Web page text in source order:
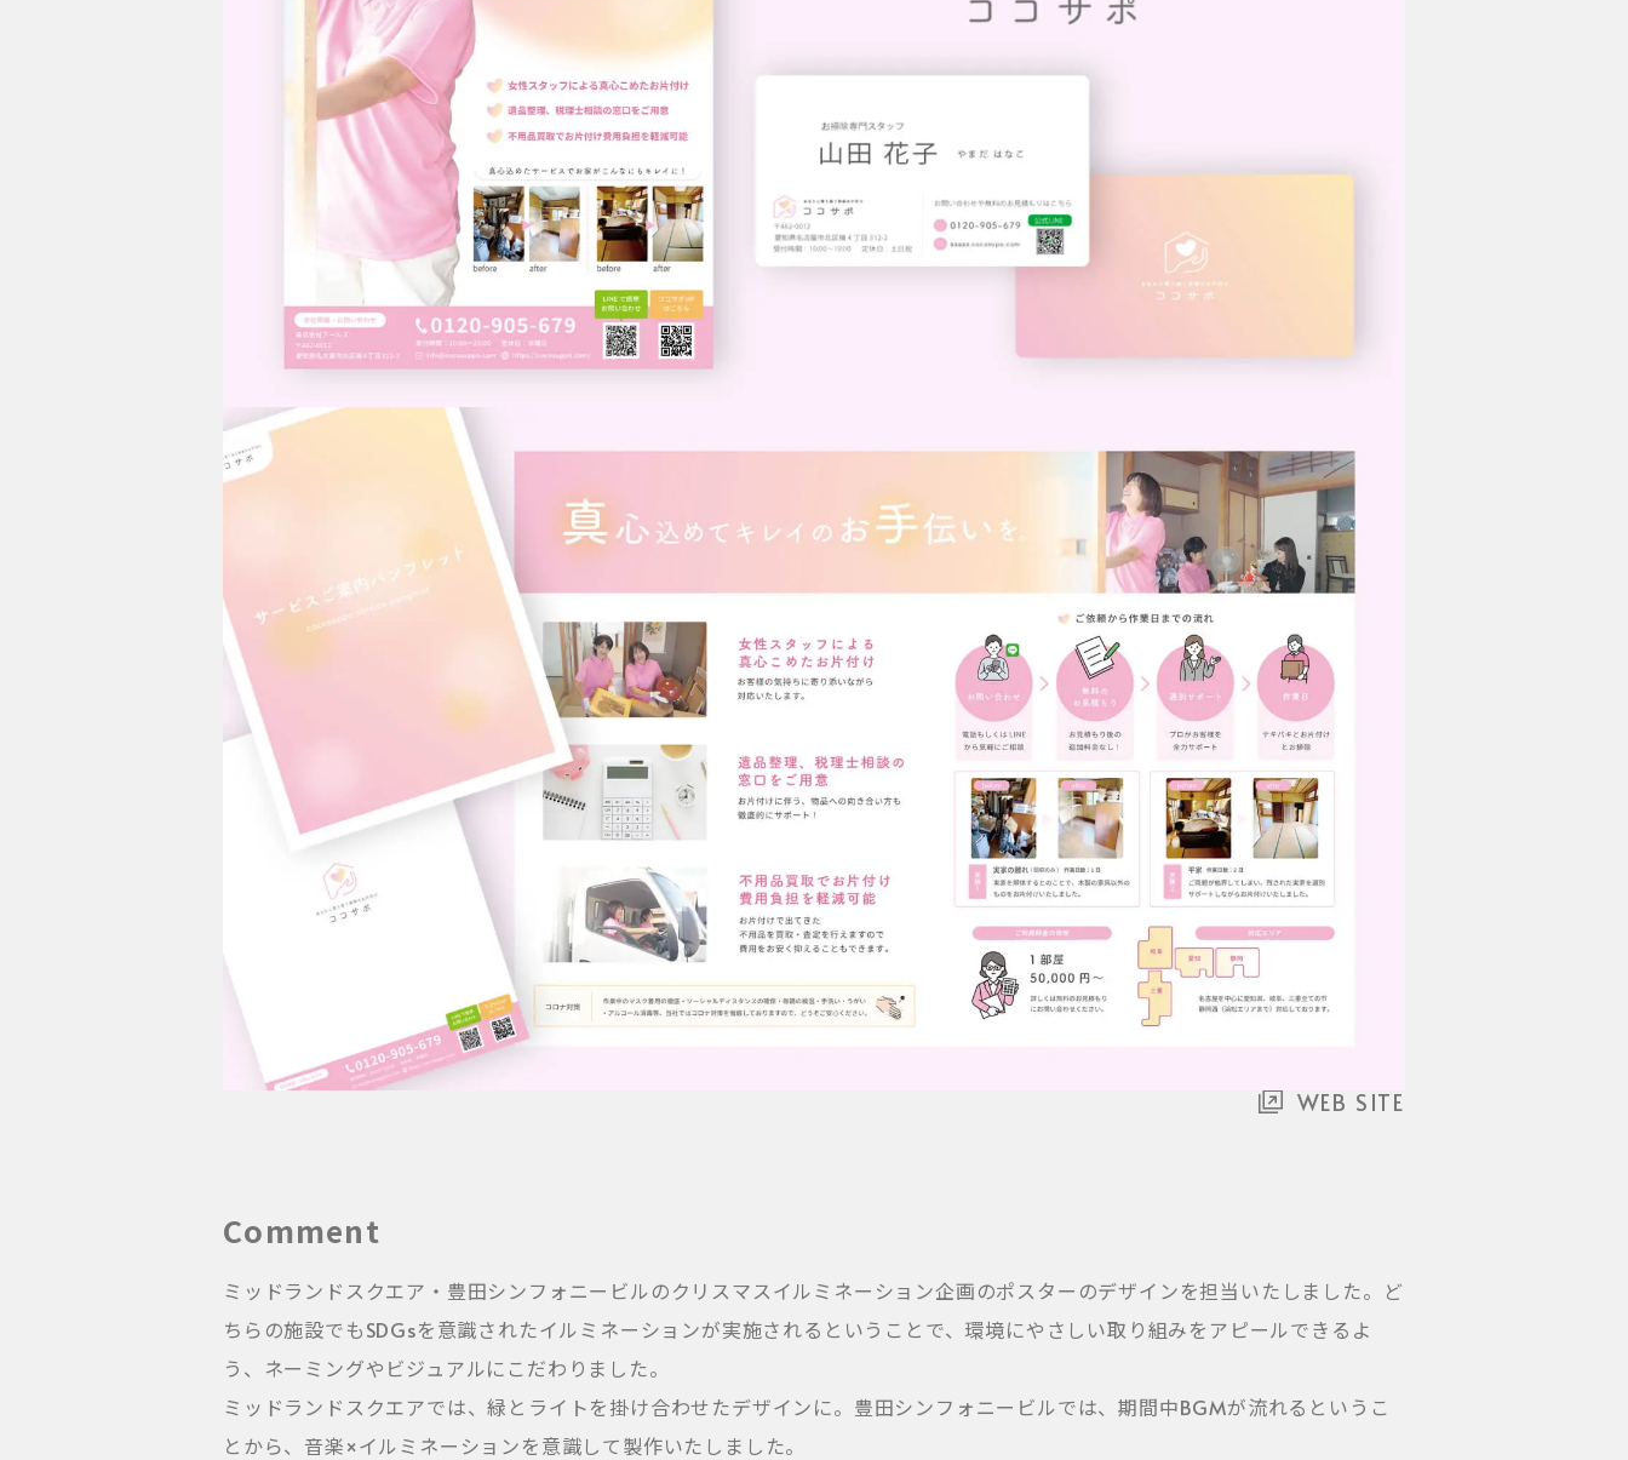
WEB SITE
Comment
ミッドランドスクエア・豊田シンフォニービルのクリスマスイルミネーション企画のポスターのデザインを担当いたしました。ど
ちらの施設でもSDGsを意識されたイルミネーションが実施されるということで、環境にやさしい取り組みをアピールできるよ
う、ネーミングやビジュアルにこだわりました。
ミッドランドスクエアでは、緑とライトを掛け合わせたデザインに。豊田シンフォニービルでは、期間中BGMが流れるというこ
とから、音楽×イルミネーションを意識して製作いたしました。